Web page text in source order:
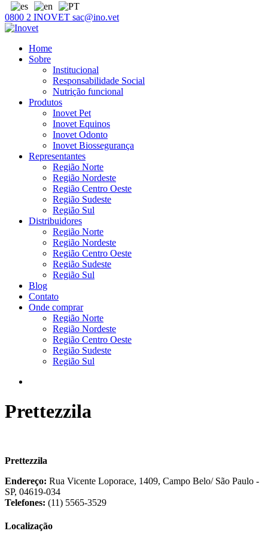
0800 2 INOVET sac@ino.vet
Home
Sobre
Institucional
Responsabilidade Social
Nutrição funcional
Produtos
Inovet Pet
Inovet Equinos
Inovet Odonto
Inovet Biossegurança
Representantes
Região Norte
Região Nordeste
Região Centro Oeste
Região Sudeste
Região Sul
Distribuidores
Região Norte
Região Nordeste
Região Centro Oeste
Região Sudeste
Região Sul
Blog
Contato
Onde comprar
Região Norte
Região Nordeste
Região Centro Oeste
Região Sudeste
Região Sul
Prettezzila
Prettezzila
Endereço: Rua Vicente Loporace, 1409, Campo Belo/ São Paulo -
SP, 04619-034
Telefones: (11) 5565-3529
Localização